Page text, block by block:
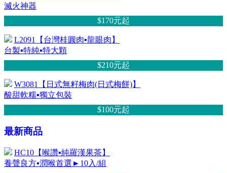
滅火神器
$170元起
L2091【台灣桂圓肉▪龍眼肉】
台製▪特純▪特大顆
$210元起
W3081【日式無籽梅肉(日式梅餅)】
酸甜軟糯▪獨立包裝
$100元起
最新商品
HC10【喉讚▪純羅漢果茶】
養聲良方▪潤喉首選►10入/組